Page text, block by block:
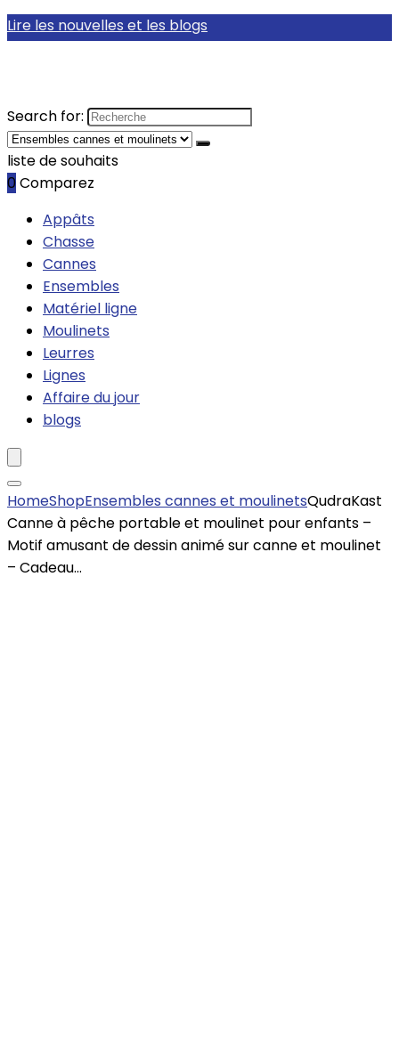
Lire les nouvelles et les blogs
Search for:
liste de souhaits
0 Comparez
Appâts
Chasse
Cannes
Ensembles
Matériel ligne
Moulinets
Leurres
Lignes
Affaire du jour
blogs
HomeShopEnsembles cannes et moulinetsQudraKast
Canne à pêche portable et moulinet pour enfants –
Motif amusant de dessin animé sur canne et moulinet
– Cadeau…